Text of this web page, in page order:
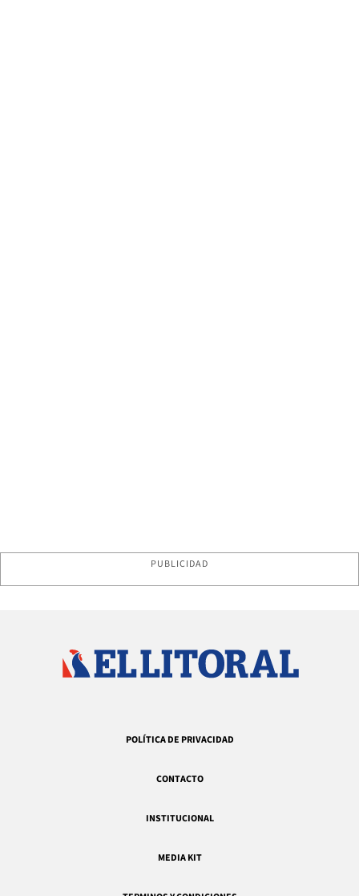
PUBLICIDAD
POLÍTICA DE PRIVACIDAD
CONTACTO
INSTITUCIONAL
MEDIA KIT